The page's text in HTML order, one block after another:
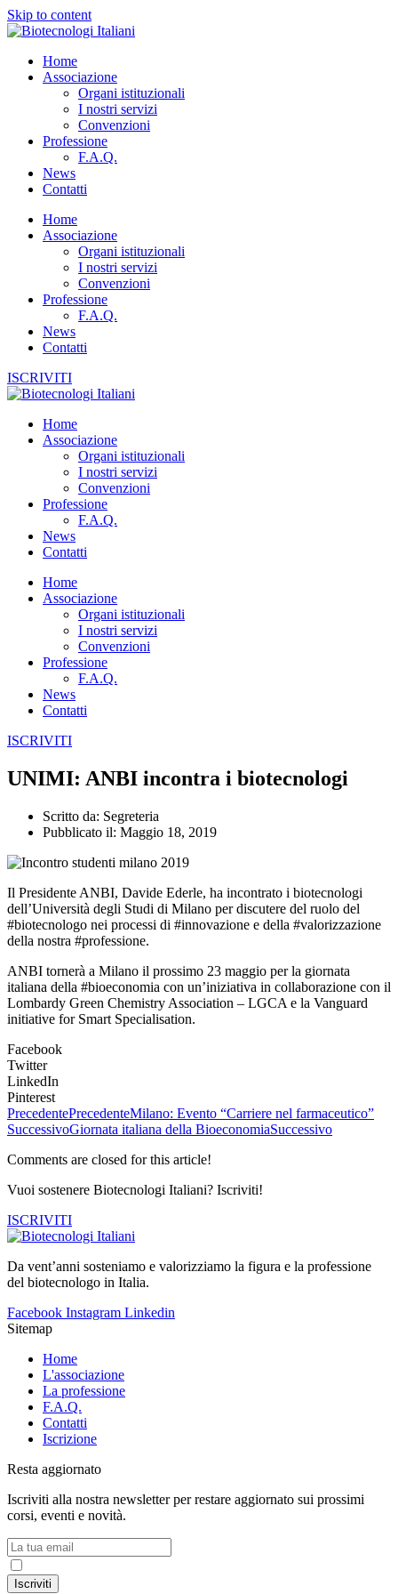
Skip to content
Home
Associazione
Organi istituzionali
I nostri servizi
Convenzioni
Professione
F.A.Q.
News
Contatti
Home
Associazione
Organi istituzionali
I nostri servizi
Convenzioni
Professione
F.A.Q.
News
Contatti
ISCRIVITI
Home
Associazione
Organi istituzionali
I nostri servizi
Convenzioni
Professione
F.A.Q.
News
Contatti
Home
Associazione
Organi istituzionali
I nostri servizi
Convenzioni
Professione
F.A.Q.
News
Contatti
ISCRIVITI
UNIMI: ANBI incontra i biotecnologi
Scritto da: Segreteria
Pubblicato il: Maggio 18, 2019
Il Presidente ANBI, Davide Ederle, ha incontrato i biotecnologi
dell’Università degli Studi di Milano per discutere del ruolo del
#biotecnologo nei processi di #innovazione e della #valorizzazione
della nostra #professione.
ANBI tornerà a Milano il prossimo 23 maggio per la giornata
italiana della #bioeconomia con un’iniziativa in collaborazione con il
Lombardy Green Chemistry Association – LGCA e la Vanguard
initiative for Smart Specialisation.
Facebook
Twitter
LinkedIn
Pinterest
PrecedentePrecedenteMilano: Evento “Carriere nel farmaceutico”
SuccessivoGiornata italiana della BioeconomiaSuccessivo
Comments are closed for this article!
Vuoi sostenere Biotecnologi Italiani? Iscriviti!
ISCRIVITI
Da vent’anni sosteniamo e valorizziamo la figura e la professione
del biotecnologo in Italia.
Facebook Instagram Linkedin
Sitemap
Home
L'associazione
La professione
F.A.Q.
Contatti
Iscrizione
Resta aggiornato
Iscriviti alla nostra newsletter per restare aggiornato sui prossimi
corsi, eventi e novità.
Iscriviti